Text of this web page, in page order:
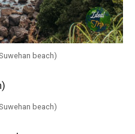
beach)
beach)